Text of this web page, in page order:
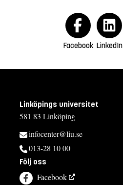
Facebook LinkedIn
Linköpings universitet
581 83 Linköping
infocenter@liu.se
013-28 10 00
Följ oss
Facebook